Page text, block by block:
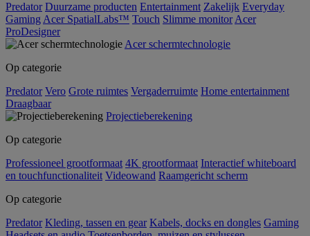
Predator Duurzame producten Entertainment Zakelijk Everyday
Gaming Acer SpatialLabs™ Touch Slimme monitor Acer
ProDesigner
Acer schermtechnologie
Op categorie
Predator Vero Grote ruimtes Vergaderruimte Home entertainment
Draagbaar
Projectieberekening
Op categorie
Professioneel grootformaat 4K grootformaat Interactief whiteboard
en touchfunctionaliteit Videowand Raamgericht scherm
Op categorie
Predator Kleding, tassen en gear Kabels, docks en dongles Gaming